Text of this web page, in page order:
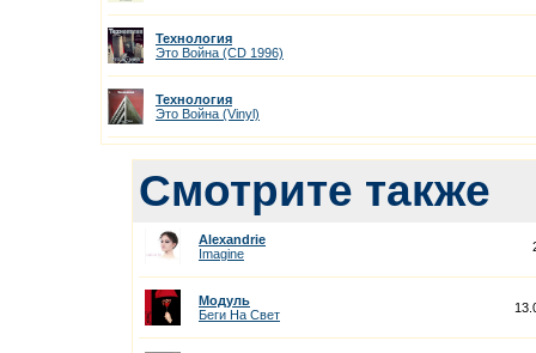
Технология
Это Война (CD 1996)
Технология
Это Война (Vinyl)
Смотрите также
Alexandrie
Imagine
Модуль
Беги На Cвет